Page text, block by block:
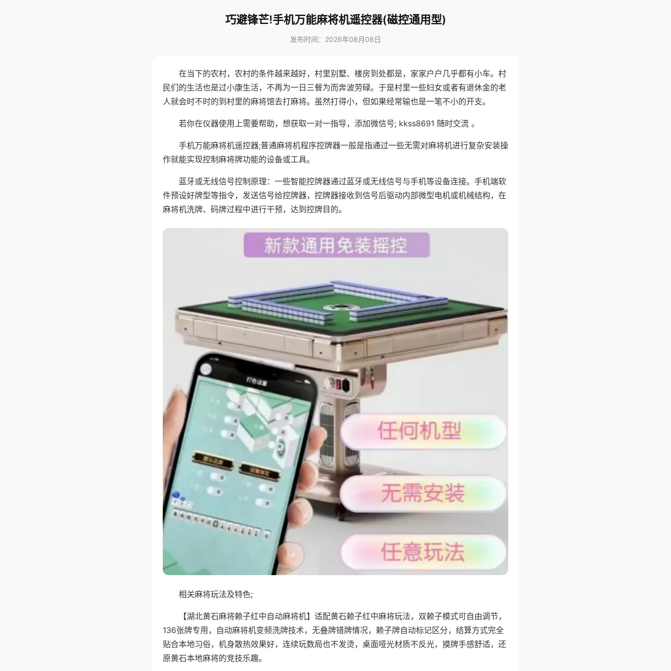
巧避锋芒!手机万能麻将机遥控器(磁控通用型)
发布时间：2026年08月08日
在当下的农村，农村的条件越来越好，村里别墅、楼房到处都是，家家户户几乎都有小车。村
民们的生活也是过小康生活，不再为一日三餐为而奔波劳碌。于是村里一些妇女或者有退休金的老
人就会时不时的到村里的麻将馆去打麻将。虽然打得小，但如果经常输也是一笔不小的开支。
若你在仪器使用上需要帮助，想获取一对一指导，添加微信号; kkss8691 随时交流 。
手机万能麻将机遥控器;普通麻将机程序控牌器一般是指通过一些无需对麻将机进行复杂安装操
作就能实现控制麻将牌功能的设备或工具。
蓝牙或无线信号控制原理：一些智能控牌器通过蓝牙或无线信号与手机等设备连接。手机端软
件预设好牌型等指令，发送信号给控牌器，控牌器接收到信号后驱动内部微型电机或机械结构，在
麻将机洗牌、码牌过程中进行干预，达到控牌目的。
相关麻将玩法及特色;
【湖北黄石麻将赖子红中自动麻将机】适配黄石赖子红中麻将玩法，双赖子模式可自由调节，
136张牌专用，自动麻将机变频洗牌技术，无叠牌错牌情况，赖子牌自动标记区分，结算方式完全
贴合本地习俗，机身散热效果好，连续玩数局也不发烫，桌面哑光材质不反光，摸牌手感舒适，还
原黄石本地麻将的竞技乐趣。